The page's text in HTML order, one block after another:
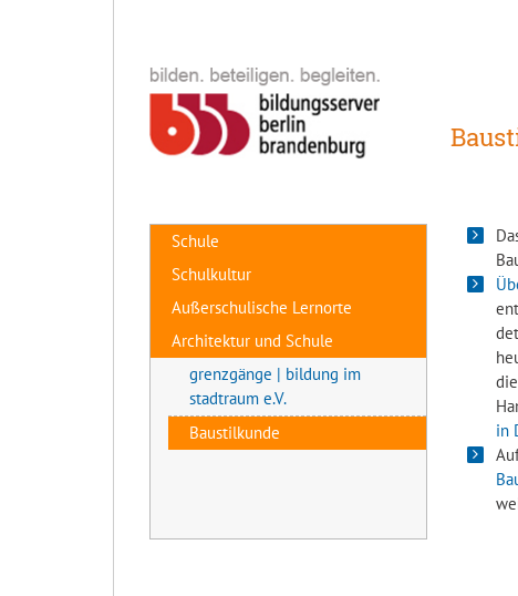
in
Schule
Schulkultur
Außerschulische Lernorte
Architektur und Schule
grenzgänge | bildung im
stadtraum e.V.
Baustilkunde